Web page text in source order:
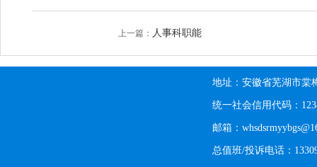
上一篇： 人事科职能
地址：安徽省芜湖市棠
统一社会信用代码：
邮箱：
总值班/投诉电话：